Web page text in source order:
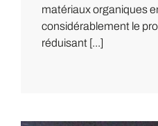
matériaux organiques
considérablement le
réduisant [...]